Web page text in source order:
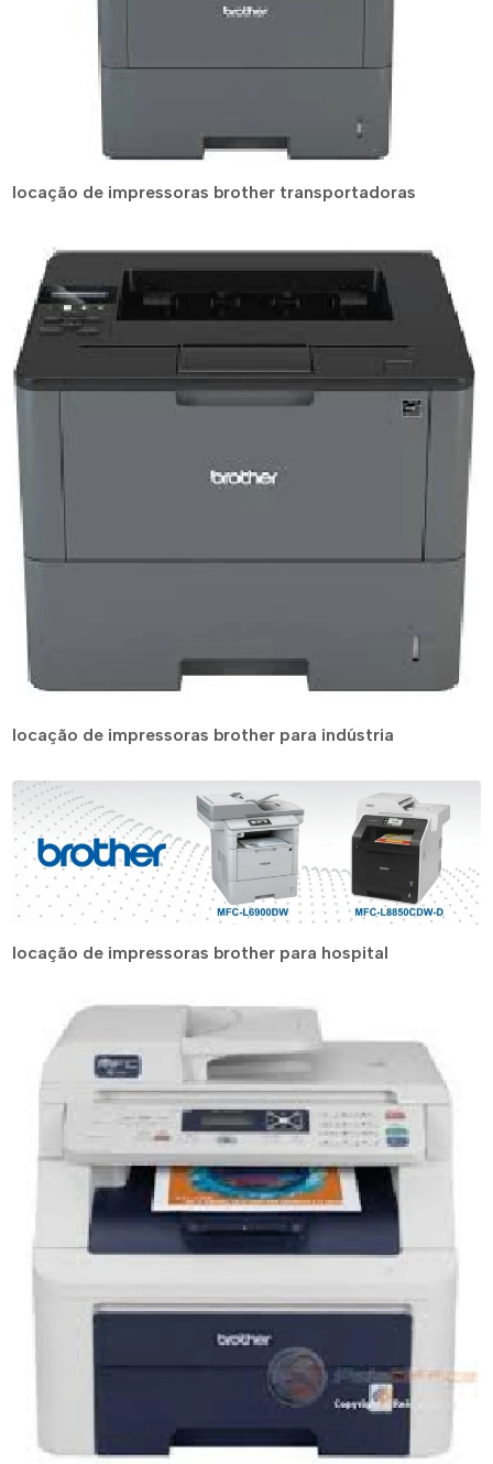
locação de impressoras brother transportadoras
locação de impressoras brother para indústria
locação de impressoras brother para hospital